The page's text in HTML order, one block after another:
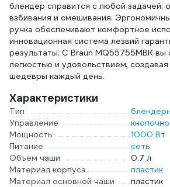
2,4A суммарно
(цвет черный)
51561
блендер справится с любой задачей:
взбивания и смешивания.
ручка обеспечивают комфортное
инновационная система лезвий
результаты. С Braun MQ55755MBK
легкостью и удовольствием,
шедевры каждый день.
Характеристики
Тип
Управление
Мощность
1000 Вт
Питание
сеть
Объем чаши
0.7 л
Материал корпуса
пластик
Материал основной чаши
пластик